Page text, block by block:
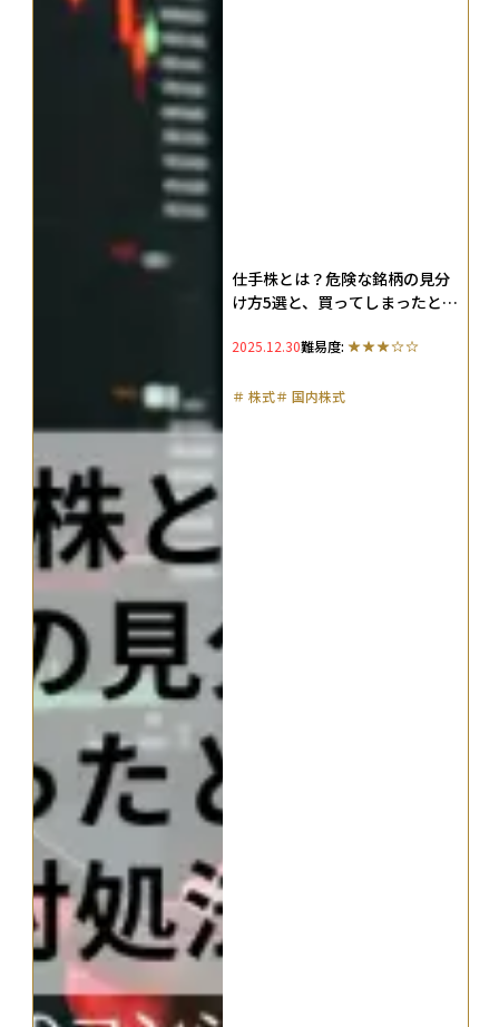
仕手株とは？危険な銘柄の見分
け方5選と、買ってしまったとき
2025.12.30難易度:
＃ 株式＃ 国内株式